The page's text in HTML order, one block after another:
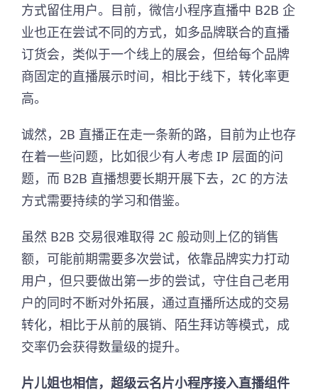
方式留住用户。目前，微信小程序直播中 B2B 企
业也正在尝试不同的方式，如多品牌联合的直播
订货会，类似于一个线上的展会，但给每个品牌
商固定的直播展示时间，相比于线下，转化率更
高。
诚然，2B 直播正在走一条新的路，目前为止也存
在着一些问题，比如很少有人考虑 IP 层面的问
题，而 B2B 直播想要长期开展下去，2C 的方法
方式需要持续的学习和借鉴。
虽然 B2B 交易很难取得 2C 般动则上亿的销售
额，可能前期需要多次尝试，依靠品牌实力打动
用户，但只要做出第一步的尝试，守住自己老用
户的同时不断对外拓展，通过直播所达成的交易
转化，相比于从前的展销、陌生拜访等模式，成
交率仍会获得数量级的提升。
片儿姐也相信，超级云名片小程序接入直播组件